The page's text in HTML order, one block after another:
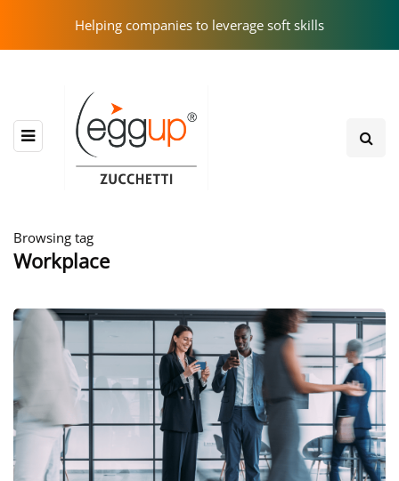
Helping companies to leverage soft skills
Browsing tag
Workplace